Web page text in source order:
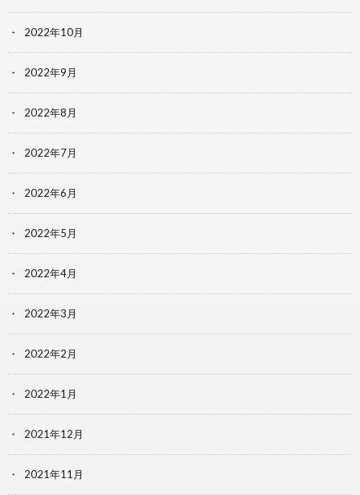
2022年10月
2022年9月
2022年8月
2022年7月
2022年6月
2022年5月
2022年4月
2022年3月
2022年2月
2022年1月
2021年12月
2021年11月